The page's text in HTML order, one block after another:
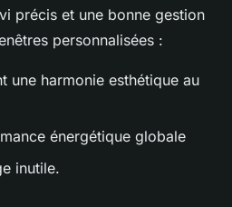
précis et une bonne gestion
personnalisées :
une harmonie esthétique au
énergétique globale
inutile.